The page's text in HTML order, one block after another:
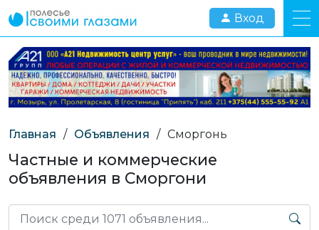
Вход
Главная / Объявления / Сморгонь
Частные и коммерческие
объявления в Сморгони